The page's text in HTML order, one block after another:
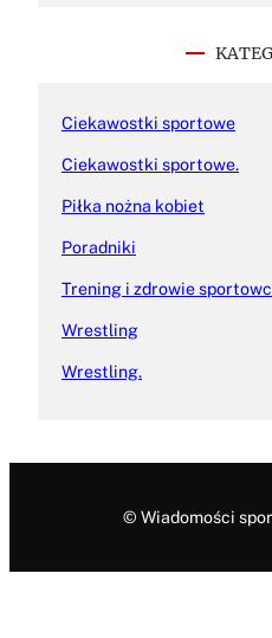
Ciekawostki sportowe
Ciekawostki sportowe.
Piłka nożna kobiet
Poradniki
Trening i zdrowie
Wrestling
Wrestling.
© Wiadomości